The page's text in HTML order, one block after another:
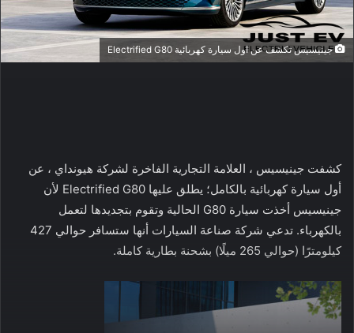
جينيسيس تكشف عن اول سيارة كهربائية Electrified G80
كشفت جينيسيس ، العلامة التجارية الفاخرة لشركة هيونداي ، عن
أول سيارة كهربائية بالكامل؛ يطلق عليها Electrified G80 لأن
جينيسيس أخذت سيارة G80 الحالية وتقوم بتجديدها لتعمل
بالكهرباء. تدعي شركة صناعة السيارات أنها ستسافر حوالي 427
كيلومترًا (حوالي 265 ميلًا) بشحنة بطارية كاملة.